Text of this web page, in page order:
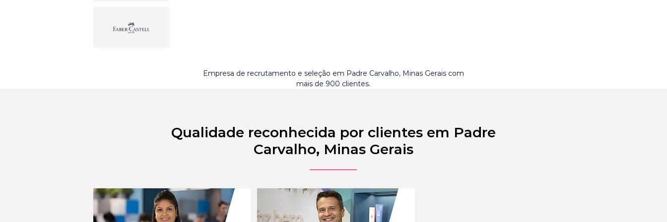
Empresa de recrutamento e seleção em Padre Carvalho, Minas Gerais com
mais de 900 clientes.
Qualidade reconhecida por clientes em Padre
Carvalho, Minas Gerais